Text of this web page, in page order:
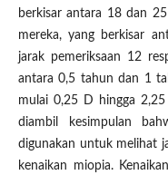
berkisar antara 18 dan
mereka, yang berkisar
jarak pemeriksaan 12
antara 0,5 tahun dan 1
mulai 0,25 D hingga
diambil kesimpulan
digunakan untuk melihat
kenaikan miopia.